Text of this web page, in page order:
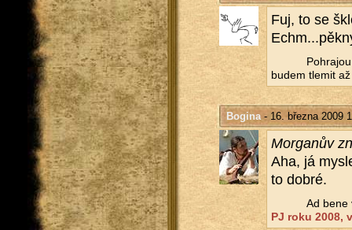
Fuj, to se
budem tle­mit
Bogina- 16. března 2009
Mor­ga­nův
Aha, já
to dobré.
Ad bene
PJ roku 2008,